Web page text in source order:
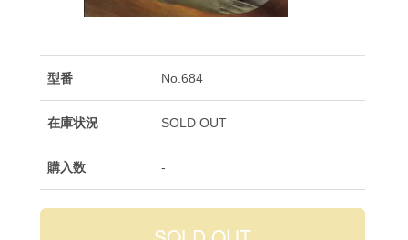
型番 No.684
在庫状況 SOLD OUT
購入数 -